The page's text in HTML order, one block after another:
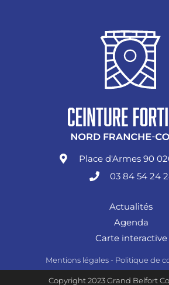
Place d'Armes 90
03 84 54 24
Actualités
Agenda
Carte interactive
Mentions légales - Politique de
Copyright 2023 Grand Belfort